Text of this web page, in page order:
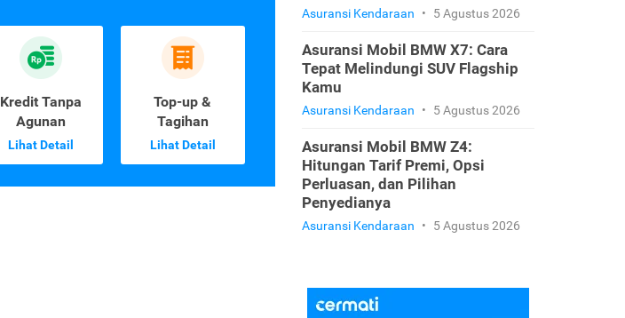
Kredit Tanpa
Agunan
Lihat Detail
Top-up &
Tagihan
Lihat Detail
Asuransi Kendaraan • 5 Agustus 2026
Asuransi Mobil BMW X7: Cara
Tepat Melindungi SUV Flagship
Kamu
Asuransi Kendaraan • 5 Agustus 2026
Asuransi Mobil BMW Z4:
Hitungan Tarif Premi, Opsi
Perluasan, dan Pilihan
Penyedianya
Asuransi Kendaraan • 5 Agustus 2026